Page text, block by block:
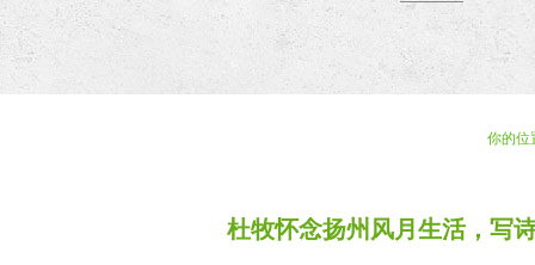
你的位
杜牧怀念扬州风月生活，写